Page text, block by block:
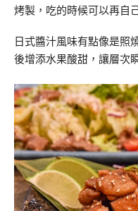
烤製，吃的時候可以再自
日式醬汁風味有點像是照
後增添水果酸甜，讓層次